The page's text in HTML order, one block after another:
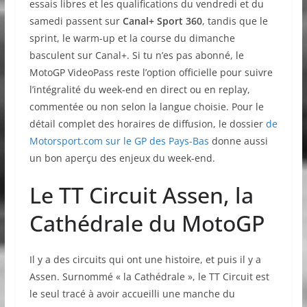
essais libres et les qualifications du vendredi et du
samedi passent sur Canal+ Sport 360, tandis que le
sprint, le warm-up et la course du dimanche
basculent sur Canal+. Si tu n’es pas abonné, le
MotoGP VideoPass reste l’option officielle pour suivre
l’intégralité du week-end en direct ou en replay,
commentée ou non selon la langue choisie. Pour le
détail complet des horaires de diffusion, le dossier de
Motorsport.com sur le GP des Pays-Bas donne aussi
un bon aperçu des enjeux du week-end.
Le TT Circuit Assen, la
Cathédrale du MotoGP
Il y a des circuits qui ont une histoire, et puis il y a
Assen. Surnommé « la Cathédrale », le TT Circuit est
le seul tracé à avoir accueilli une manche du